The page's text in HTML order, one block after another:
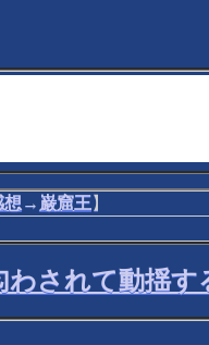
想 → 巌窟王】
わされて動揺